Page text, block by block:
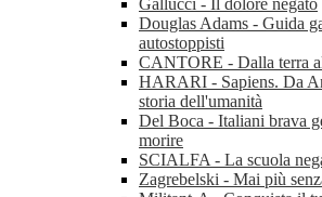
Gallucci - Il dolore negato
Douglas Adams - Guida
autostoppisti
CANTORE - Dalla terra
HARARI - Sapiens. Da
storia dell'umanità
Del Boca - Italiani brava
morire
SCIALFA - La scuola
Zagrebelski - Mai più